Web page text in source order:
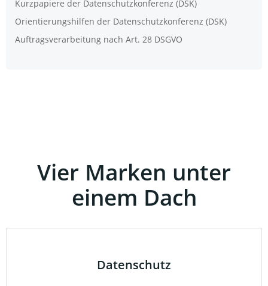
Kurz­pa­pie­re der Daten­schutz­kon­fe­renz (DSK)
Ori­en­tie­rungs­hil­fen der Daten­schutz­kon­fe­renz (DSK)
Auf­trags­ver­ar­bei­tung nach Art. 28 DSGVO
Vier Marken unter
einem Dach
Datenschutz